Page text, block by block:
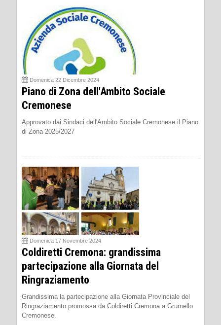
Domenica 22 Dicembre 2024
Piano di Zona dell'Ambito Sociale
Cremonese
Approvato dai Sindaci dell'Ambito Sociale Cremonese il Piano
di Zona 2025/2027
Domenica 17 Novembre 2024
Coldiretti Cremona: grandissima
partecipazione alla Giornata del
Ringraziamento
Grandissima la partecipazione alla Giornata Provinciale del
Ringraziamento promossa da Coldiretti Cremona a Grumello
Cremonese.